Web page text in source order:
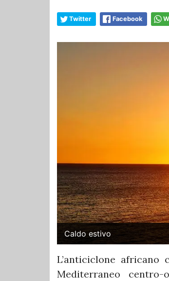
Twitter Facebook
Caldo estivo
L’anticiclone
Mediterraneo